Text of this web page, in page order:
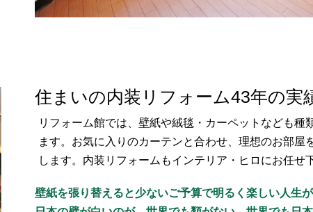
住まいの内装リフォーム43年の実
リフォーム館では、壁紙や絨毯・カーペットなども種
ます。お気に入りのカーテンと合わせ、理想のお部屋
します。内装リフォームもインテリア・ヒロにお任せ
壁紙を張り替えると少ないご予算で明るく楽しい人生が